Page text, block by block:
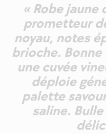
« Robe
prometteur
noyau, notes
brioche.
une cuvée
déploie
palette
saline.